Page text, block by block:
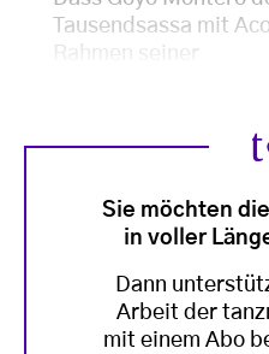
Tausendsassa mit
Rahmen seiner
Sie möchten
in voller
Dann
Arbeit der
mit einem Abo